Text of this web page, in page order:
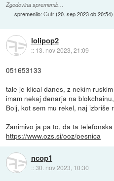
Zgodovina sprememb…
spremenilo:Gutr(20. sep 2023 ob 20:54)
lolipop2
:: 13. nov 2023, 21:09
051653133
tale je klical danes, z nekim
imam nekaj denarja na
Bolj, kot sem mu rekel, naj izbriše
Zanimivo ja pa to, da ta
https://www.ozs.si/ooz/pesnica
ncop1
::30. nov 2023, 10:30